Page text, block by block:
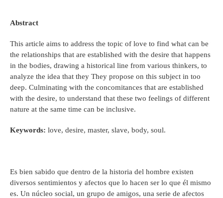
Abstract
This article aims to address the topic of love to find what can be
the relationships that are established with the desire that happens
in the bodies, drawing a historical line from various thinkers, to
analyze the idea that they They propose on this subject in too
deep. Culminating with the concomitances that are established
with the desire, to understand that these two feelings of different
nature at the same time can be inclusive.
Keywords: love, desire, master, slave, body, soul.
Es bien sabido que dentro de la historia del hombre existen
diversos sentimientos y afectos que lo hacen ser lo que él mismo
es. Un núcleo social, un grupo de amigos, una serie de afectos